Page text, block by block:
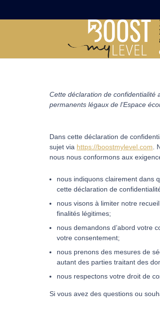
Cette déclaration de confidentialité
permanents légaux de l’Espace
Dans cette déclaration de
sujet via https://boostmylevel.com .
nous nous conformons aux
nous indiquons clairement dans
cette déclaration de
nous visons à limiter notre
finalités légitimes;
nous demandons d’abord votre
votre consentement;
nous prenons des mesures de
autant des parties traitant des
nous respectons votre droit de
Si vous avez des questions ou